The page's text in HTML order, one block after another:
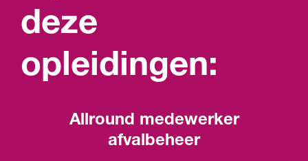
deze
opleidingen:
Allround medewerker
afvalbeheer